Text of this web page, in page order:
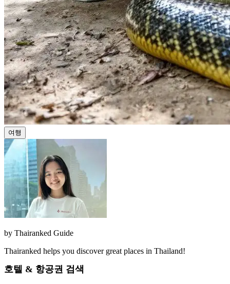
여행
by Thairanked Guide
Thairanked helps you discover great places in Thailand!
호텔 & 항공권 검색